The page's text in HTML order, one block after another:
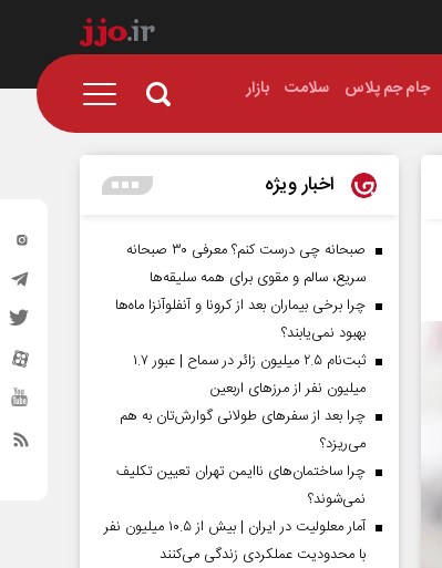
جام جم پلاس سلامت بازار
اخبار ویژه
صبحانه چی درست کنم؟ معرفی ۳۰ صبحانه
سریع، سالم و مقوی برای همه سلیقه‌ها
چرا برخی بیماران بعد از کرونا و آنفلوآنزا ماه‌ها
بهبود نمی‌یابند؟
ثبت‌نام ۲.۵ میلیون زائر در سماح | عبور ۱.۷
میلیون نفر از مرز‌های اربعین
چرا بعد از سفرهای طولانی گوارش‌تان به هم
می‌ریزد؟
چرا ساختمان‌های ناایمن تهران تعیین تکلیف
نمی‌شوند؟
آمار معلولیت در ایران | بیش از ۱۰.۵ میلیون نفر
با محدودیت عملکردی زندگی می‌کنند